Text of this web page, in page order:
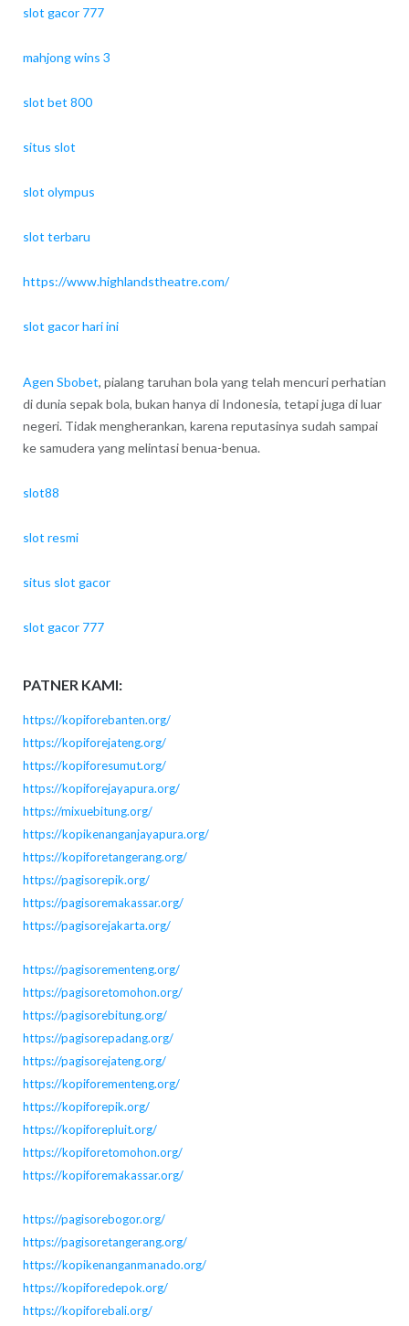
slot gacor 777
mahjong wins 3
slot bet 800
situs slot
slot olympus
slot terbaru
https://www.highlandstheatre.com/
slot gacor hari ini
Agen Sbobet, pialang taruhan bola yang telah mencuri perhatian
di dunia sepak bola, bukan hanya di Indonesia, tetapi juga di luar
negeri. Tidak mengherankan, karena reputasinya sudah sampai
ke samudera yang melintasi benua-benua.
slot88
slot resmi
situs slot gacor
slot gacor 777
PATNER KAMI:
https://kopiforebanten.org/
https://kopiforejateng.org/
https://kopiforesumut.org/
https://kopiforejayapura.org/
https://mixuebitung.org/
https://kopikenanganjayapura.org/
https://kopiforetangerang.org/
https://pagisorepik.org/
https://pagisoremakassar.org/
https://pagisorejakarta.org/
https://pagisorementeng.org/
https://pagisoretomohon.org/
https://pagisorebitung.org/
https://pagisorepadang.org/
https://pagisorejateng.org/
https://kopiforementeng.org/
https://kopiforepik.org/
https://kopiforepluit.org/
https://kopiforetomohon.org/
https://kopiforemakassar.org/
https://pagisorebogor.org/
https://pagisoretangerang.org/
https://kopikenanganmanado.org/
https://kopiforedepok.org/
https://kopiforebali.org/